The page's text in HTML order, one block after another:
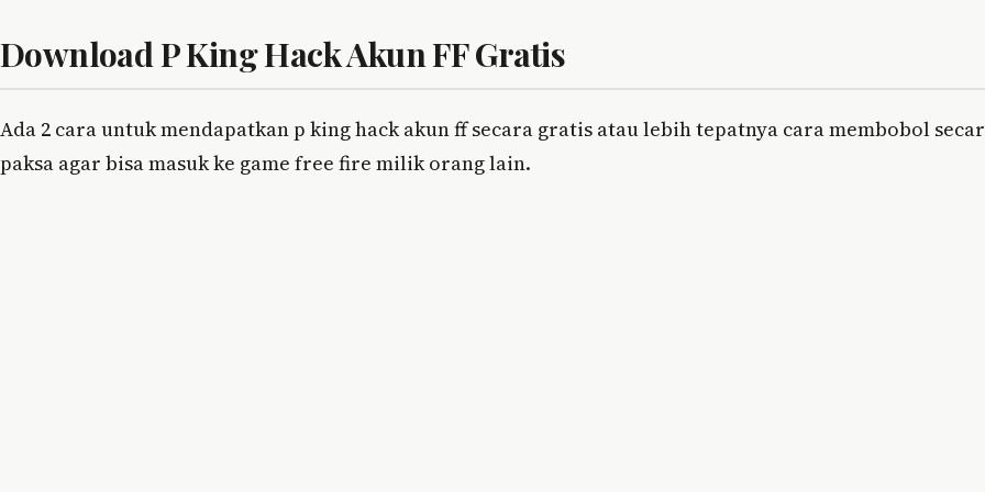
Download P King Hack Akun FF Gratis
Ada 2 cara untuk mendapatkan p king hack akun ff secara gratis atau lebih tepatnya cara membobol
paksa agar bisa masuk ke game free fire milik orang lain.